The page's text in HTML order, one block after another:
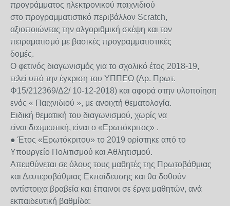
προγράμματος ηλεκτρονικού παιχνιδιού
στο προγραμματιστικό περιβάλλον Scratch,
αξιοποιώντας την αλγοριθμική σκέψη και τον
πειραματισμό με βασικές προγραμματιστικές
δομές.
Ο φετινός διαγωνισμός για το σχολικό έτος 2018-19,
τελεί υπό την έγκριση του ΥΠΠΕΘ (Αρ. Πρωτ.
Φ15/212369/Δ2/ 10-12-2018) και αφορά στην υλοποίηση
ενός « Παιχνιδιού », με ανοιχτή θεματολογία.
Ειδική θεματική του διαγωνισμού, χωρίς να
είναι δεσμευτική, είναι ο «Ερωτόκριτος» .
● Έτος «Ερωτόκριτου» το 2019 ορίστηκε από το
Υπουργείο Πολιτισμού και Αθλητισμού.
Απευθύνεται σε όλους τους μαθητές της Πρωτοβάθμιας
και Δευτεροβάθμιας Εκπαίδευσης και θα δοθούν
αντίστοιχα βραβεία και έπαινοι σε έργα μαθητών, ανά
εκπαιδευτική βαθμίδα: